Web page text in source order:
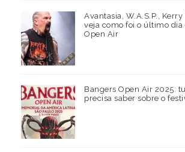
Avantasia, W.A.S.P.,
veja como foi o último dia
Open Air
Bangers Open Air 2025:
precisa saber sobre o